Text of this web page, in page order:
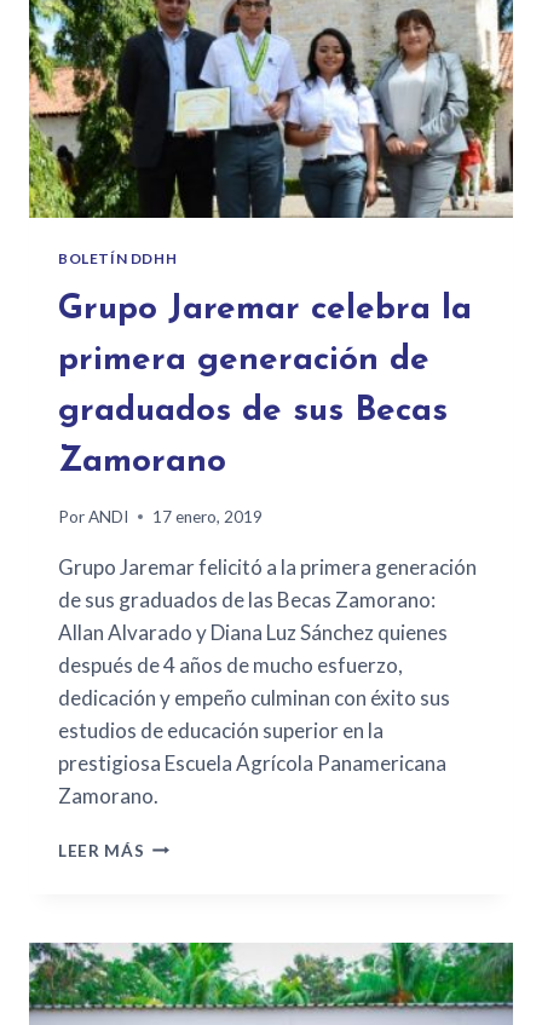
BOLETÍN DDHH
Grupo Jaremar celebra la
primera generación de
graduados de sus Becas
Zamorano
PorANDI 17 enero, 2019
Grupo Jaremar felicitó a la primera generación
de sus graduados de las Becas Zamorano:
Allan Alvarado y Diana Luz Sánchez quienes
después de 4 años de mucho esfuerzo,
dedicación y empeño culminan con éxito sus
estudios de educación superior en la
prestigiosa Escuela Agrícola Panamericana
Zamorano.
LEER MÁS